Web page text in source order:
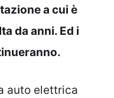
a cui è
da anni. Ed i
auto elettrica